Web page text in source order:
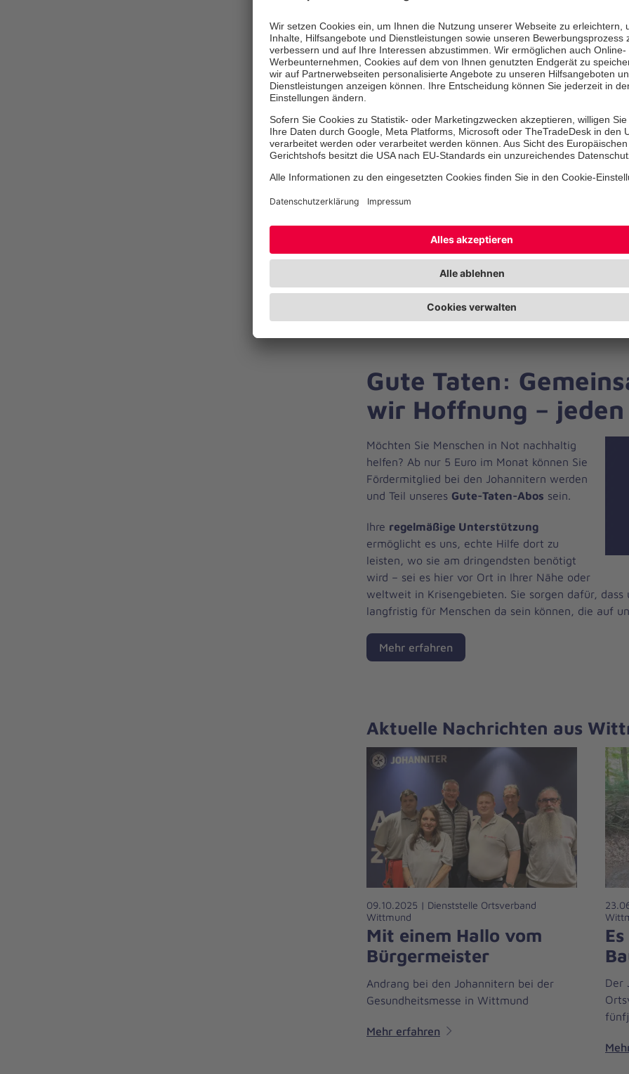
Johanniter-
Waldkindergarten
Wittmund
Mehr Infos!
Gute Taten:
wir Hoffnung –
Möchten Sie Menschen in Not nachhaltig
helfen? Ab nur 5 Euro im Monat können Sie
Fördermitglied bei den Johannitern werden
und Teil unseres Gute-Taten-Abos sein.
Ihre regelmäßige Unterstützung
ermöglicht es uns, echte Hilfe dort zu
leisten, wo sie am dringendsten benötigt
wird – sei es hier vor Ort in Ihrer Nähe oder
weltweit in Krisengebieten. Sie sorgen dafür,
langfristig für Menschen da sein können, die auf
Mehr erfahren
Aktuelle Nachrichten aus
09.10.2025 | Dienststelle Ortsverband
Wittmund
Mit einem Hallo vom
Bürgermeister
Andrang bei den Johannitern bei der
Gesundheitsmesse in Wittmund
Mehr erfahren
Der